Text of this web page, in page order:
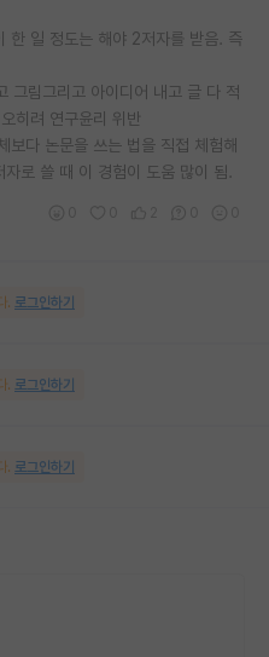
한 일 정도는 해야 2저자를 받음. 즉
그림그리고 아이디어 내고 글 다 적
히려 연구윤리 위반
보다 논문을 쓰는 법을 직접 체험해
로 쓸 때 이 경험이 도움 많이 됨.
. 로그인하기
. 로그인하기
. 로그인하기